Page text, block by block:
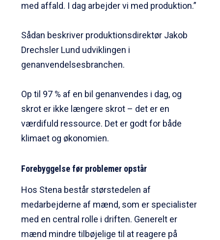
med affald. I dag arbejder vi med produktion.”
Sådan beskriver produktionsdirektør Jakob
Drechsler Lund udviklingen i
genanvendelsesbranchen.
Op til 97 % af en bil genanvendes i dag, og
skrot er ikke længere skrot – det er en
værdifuld ressource. Det er godt for både
klimaet og økonomien.
Forebyggelse før problemer opstår
Hos Stena består størstedelen af
medarbejderne af mænd, som er specialister
med en central rolle i driften. Generelt er
mænd mindre tilbøjelige til at reagere på